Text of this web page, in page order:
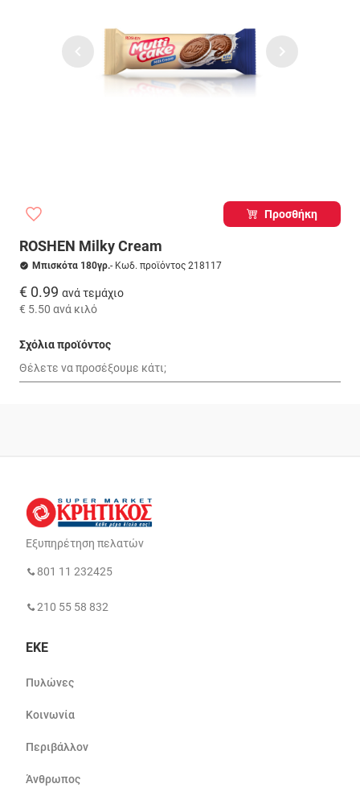
Προσθήκη
ROSHEN Milky Cream
Μπισκότα 180γρ.- Κωδ. προϊόντος 218117
€ 0.99 ανά τεμάχιο
€ 5.50 ανά κιλό
Σχόλια προϊόντος
Εξυπηρέτηση πελατών
801 11 232425
210 55 58 832
ΕΚΕ
Πυλώνες
Κοινωνία
Περιβάλλον
Άνθρωπος